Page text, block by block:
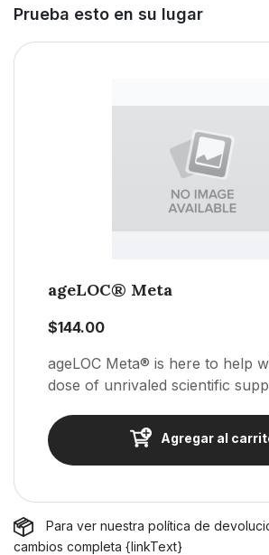
Prueba esto en su lugar
ageLOC® Meta
$144.00
ageLOC Meta® is here to help
dose of unrivaled scientific
exclusive-to-Nu Skin research,
by anthocyanins— natural
compounds found in the
Agregar al
Para ver nuestra política de
cambios completa {linkText}